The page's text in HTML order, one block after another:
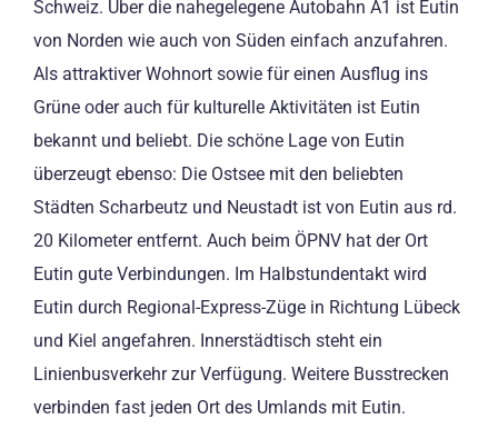
Schweiz. Über die nahegelegene Autobahn A1 ist Eutin
von Norden wie auch von Süden einfach anzufahren.
Als attraktiver Wohnort sowie für einen Ausflug ins
Grüne oder auch für kulturelle Aktivitäten ist Eutin
bekannt und beliebt. Die schöne Lage von Eutin
überzeugt ebenso: Die Ostsee mit den beliebten
Städten Scharbeutz und Neustadt ist von Eutin aus rd.
20 Kilometer entfernt. Auch beim ÖPNV hat der Ort
Eutin gute Verbindungen. Im Halbstundentakt wird
Eutin durch Regional-Express-Züge in Richtung Lübeck
und Kiel angefahren. Innerstädtisch steht ein
Linienbusverkehr zur Verfügung. Weitere Busstrecken
verbinden fast jeden Ort des Umlands mit Eutin.